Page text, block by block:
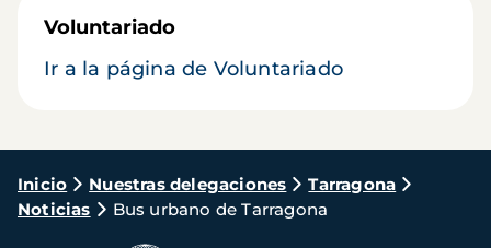
Voluntariado
Ir a la página de Voluntariado
Ruta
de
Inicio Nuestras delegaciones
Tarragona
Noticias
Bus urbano de Tarragona